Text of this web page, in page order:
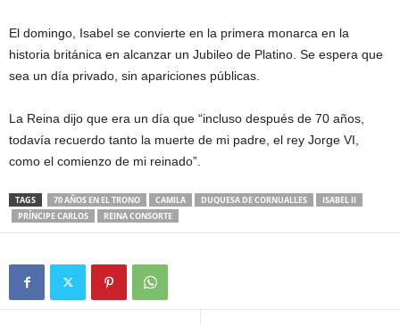
El domingo, Isabel se convierte en la primera monarca en la
historia británica en alcanzar un Jubileo de Platino. Se espera que
sea un día privado, sin apariciones públicas.
La Reina dijo que era un día que “incluso después de 70 años,
todavía recuerdo tanto la muerte de mi padre, el rey Jorge VI,
como el comienzo de mi reinado”.
TAGS 70 AÑOS EN EL TRONO CAMILA DUQUESA DE CORNUALLES
ISABEL II
PRÍNCIPE CARLOS
REINA CONSORTE